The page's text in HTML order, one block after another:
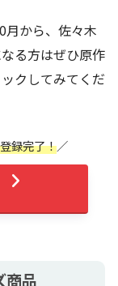
月から、佐々木
る方はぜひ原作
クしてみてくだ
録完了！
商品